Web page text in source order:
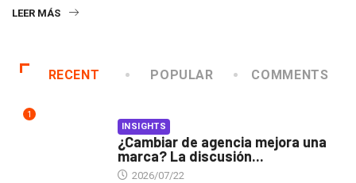
LEER MÁS
RECENT POPULAR COMMENTS
1
INSIGHTS
¿Cambiar de agencia mejora una
marca? La discusión...
2026/07/22